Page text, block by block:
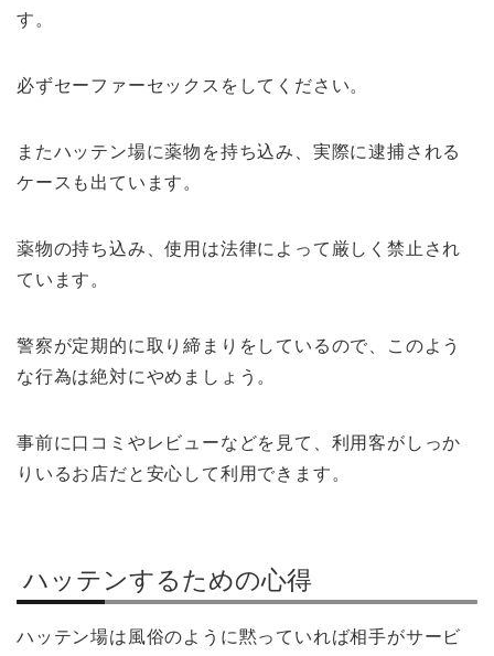
す。
必ずセーファーセックスをしてください。
またハッテン場に薬物を持ち込み、実際に逮捕される
ケースも出ています。
薬物の持ち込み、使用は法律によって厳しく禁止され
ています。
警察が定期的に取り締まりをしているので、このよう
な行為は絶対にやめましょう。
事前に口コミやレビューなどを見て、利用客がしっか
りいるお店だと安心して利用できます。
ハッテンするための心得
ハッテン場は風俗のように黙っていれば相手がサービ